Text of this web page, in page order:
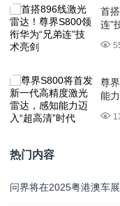
首
连”
尊
能
热门内容